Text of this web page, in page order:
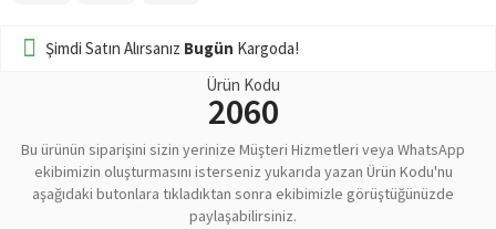
Şimdi Satın Alırsanız Bugün Kargoda!
Ürün Kodu
2060
Bu ürünün siparişini sizin yerinize Müşteri Hizmetleri veya WhatsApp
ekibimizin oluşturmasını isterseniz yukarıda yazan Ürün Kodu'nu
aşağıdaki butonlara tıkladıktan sonra ekibimizle görüştüğünüzde
paylaşabilirsiniz.